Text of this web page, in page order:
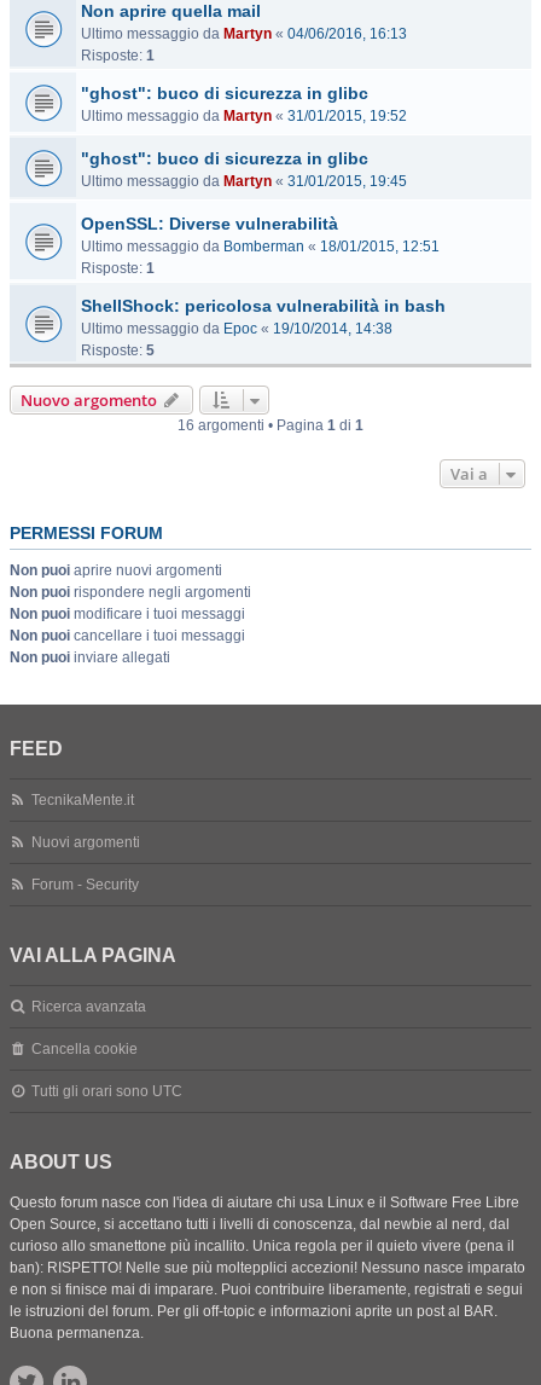
Non aprire quella mail
Ultimo messaggio da Martyn « 04/06/2016, 16:13
Risposte: 1
"ghost": buco di sicurezza in glibc
Ultimo messaggio da Martyn « 31/01/2015, 19:52
"ghost": buco di sicurezza in glibc
Ultimo messaggio da Martyn « 31/01/2015, 19:45
OpenSSL: Diverse vulnerabilità
Ultimo messaggio da Bomberman « 18/01/2015, 12:51
Risposte: 1
ShellShock: pericolosa vulnerabilità in bash
Ultimo messaggio da Epoc « 19/10/2014, 14:38
Risposte: 5
Nuovo argomento
16 argomenti • Pagina 1 di 1
Vai a
PERMESSI FORUM
Non puoi aprire nuovi argomenti
Non puoi rispondere negli argomenti
Non puoi modificare i tuoi messaggi
Non puoi cancellare i tuoi messaggi
Non puoi inviare allegati
FEED
TecnikaMente.it
Nuovi argomenti
Forum - Security
VAI ALLA PAGINA
Ricerca avanzata
Cancella cookie
Tutti gli orari sono UTC
ABOUT US
Questo forum nasce con l'idea di aiutare chi usa Linux e il Software Free Libre
Open Source, si accettano tutti i livelli di conoscenza, dal newbie al nerd, dal
curioso allo smanettone più incallito. Unica regola per il quieto vivere (pena il
ban): RISPETTO! Nelle sue più moltepplici accezioni! Nessuno nasce imparato
e non si finisce mai di imparare. Puoi contribuire liberamente, registrati e segui
le istruzioni del forum. Per gli off-topic e informazioni aprite un post al BAR.
Buona permanenza.